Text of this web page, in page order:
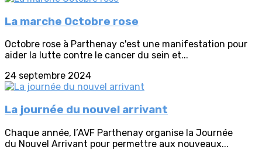
La marche Octobre rose
Octobre rose à Parthenay c'est une manifestation pour
aider la lutte contre le cancer du sein et...
24 septembre 2024
La journée du nouvel arrivant
Chaque année, l’AVF Parthenay organise la Journée
du Nouvel Arrivant pour permettre aux nouveaux...